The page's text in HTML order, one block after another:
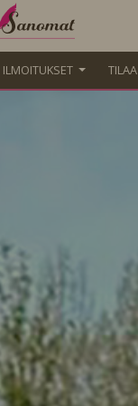
ILMOITUKSET